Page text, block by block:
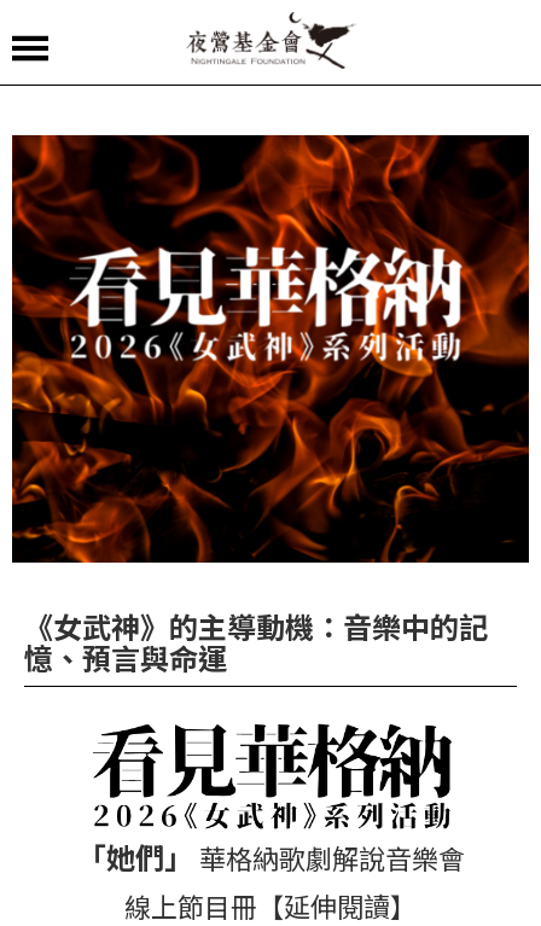
鶯
嚴
選
夜
鶯
導
聆
夜
鶯
講
堂
華
納
圖
書
《女武神》的主導動機：音樂中的記
憶、預言與命運
「她們」
華格納歌劇解說音樂會
線上節目冊【延伸閱讀】